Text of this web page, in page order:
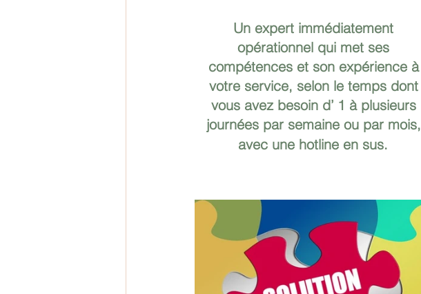
Un expert immédiatement
opérationnel qui met ses
compétences et son expérience à
votre service, selon le temps dont
vous avez besoin d’ 1 à plusieurs
journées par semaine ou par mois,
avec une hotline en sus.